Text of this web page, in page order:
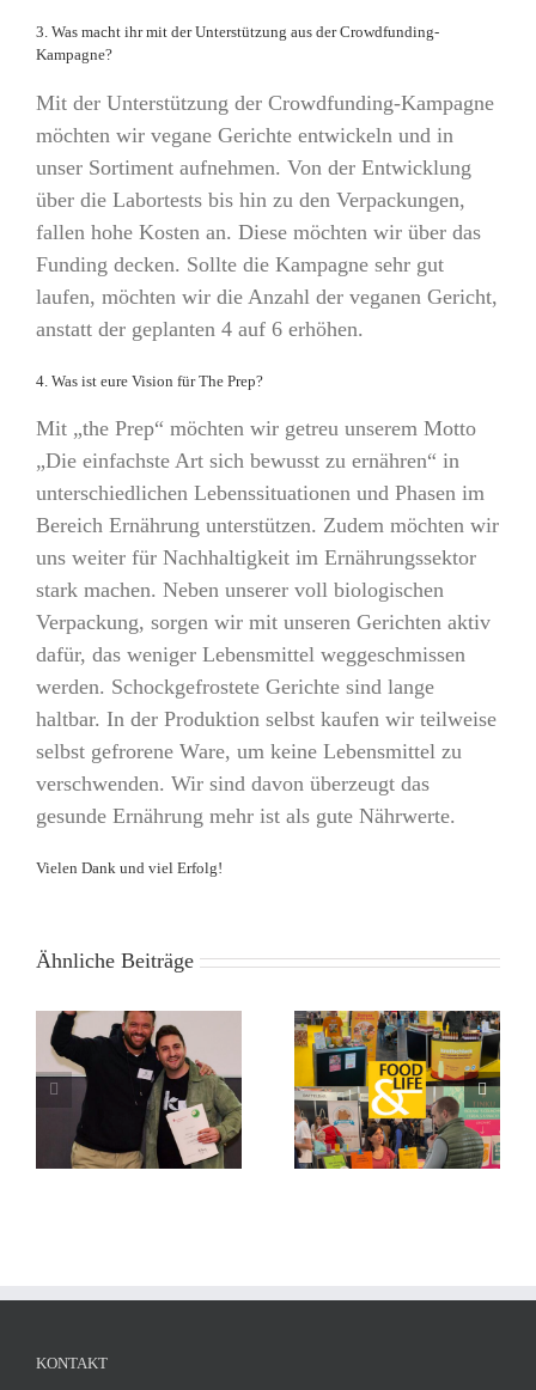
3. Was macht ihr mit der Unterstützung aus der Crowdfunding-
Kampagne?
Mit der Unterstützung der Crowdfunding-Kampagne
möchten wir vegane Gerichte entwickeln und in
unser Sortiment aufnehmen. Von der Entwicklung
über die Labortests bis hin zu den Verpackungen,
fallen hohe Kosten an. Diese möchten wir über das
Funding decken. Sollte die Kampagne sehr gut
laufen, möchten wir die Anzahl der veganen Gericht,
anstatt der geplanten 4 auf 6 erhöhen.
4. Was ist eure Vision für The Prep?
Mit „the Prep“ möchten wir getreu unserem Motto
„Die einfachste Art sich bewusst zu ernähren“ in
unterschiedlichen Lebenssituationen und Phasen im
Bereich Ernährung unterstützen. Zudem möchten wir
uns weiter für Nachhaltigkeit im Ernährungssektor
stark machen. Neben unserer voll biologischen
Verpackung, sorgen wir mit unseren Gerichten aktiv
dafür, das weniger Lebensmittel weggeschmissen
werden. Schockgefrostete Gerichte sind lange
haltbar. In der Produktion selbst kaufen wir teilweise
selbst gefrorene Ware, um keine Lebensmittel zu
verschwenden. Wir sind davon überzeugt das
gesunde Ernährung mehr ist als gute Nährwerte.
Vielen Dank und viel Erfolg!
Ähnliche Beiträge
KONTAKT